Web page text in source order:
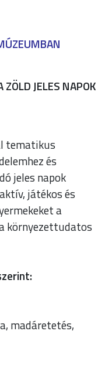
JELES NAPOK
tematikus
és
jeles napok
játékos és
a
környezettudatos
madáretetés,